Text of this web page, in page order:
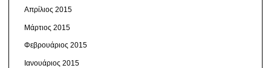
Απρίλιος 2015
Μάρτιος 2015
Φεβρουάριος 2015
Ιανουάριος 2015